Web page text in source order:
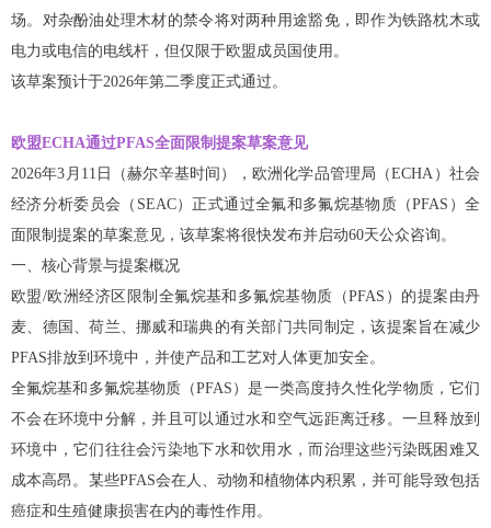
场。对杂酚油处理木材的禁令将对两种用途豁免，即作为铁路枕木或
电力或电信的电线杆，但仅限于欧盟成员国使用。
该草案预计于2026年第二季度正式通过。
欧盟ECHA通过PFAS全面限制提案草案意见
2026年3月11日（赫尔辛基时间），欧洲化学品管理局（ECHA）社会
经济分析委员会（SEAC）正式通过全氟和多氟烷基物质（PFAS）全
面限制提案的草案意见，该草案将很快发布并启动60天公众咨询。
一、核心背景与提案概况
欧盟/欧洲经济区限制全氟烷基和多氟烷基物质（PFAS）的提案由丹
麦、德国、荷兰、挪威和瑞典的有关部门共同制定，该提案旨在减少
PFAS排放到环境中，并使产品和工艺对人体更加安全。
全氟烷基和多氟烷基物质（PFAS）是一类高度持久性化学物质，它们
不会在环境中分解，并且可以通过水和空气远距离迁移。一旦释放到
环境中，它们往往会污染地下水和饮用水，而治理这些污染既困难又
成本高昂。某些PFAS会在人、动物和植物体内积累，并可能导致包括
癌症和生殖健康损害在内的毒性作用。